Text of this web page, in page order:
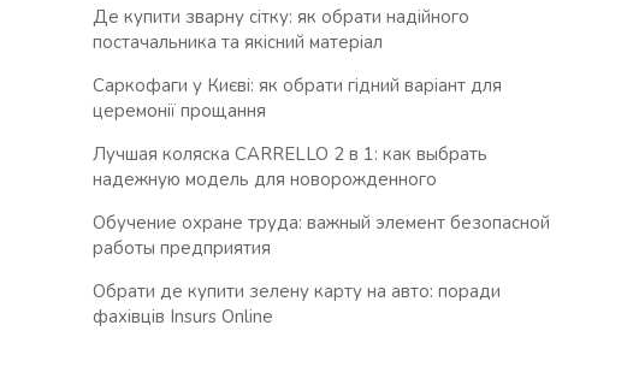
Де купити зварну сітку: як обрати надійного
постачальника та якісний матеріал
Саркофаги у Києві: як обрати гідний варіант для
церемонії прощання
Лучшая коляска CARRELLO 2 в 1: как выбрать
надежную модель для новорожденного
Обучение охране труда: важный элемент безопасной
работы предприятия
Обрати де купити зелену карту на авто: поради
фахівців Insurs Online